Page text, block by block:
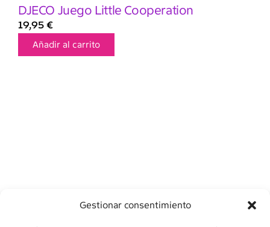
Gestionar consentimiento
DJECO Juego Little Cooperation
19,95 €
Añadir al carrito